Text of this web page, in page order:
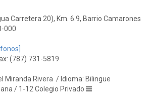
Carretera 20), Km. 6.9, Barrio Camarones
000
(787) 731-5819
Miranda Rivera / Idioma: Bilingue
/ 1-12 Colegio Privado